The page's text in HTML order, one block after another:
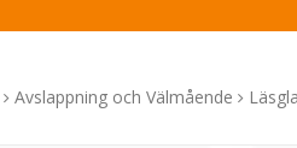
Avslappning och Välmående